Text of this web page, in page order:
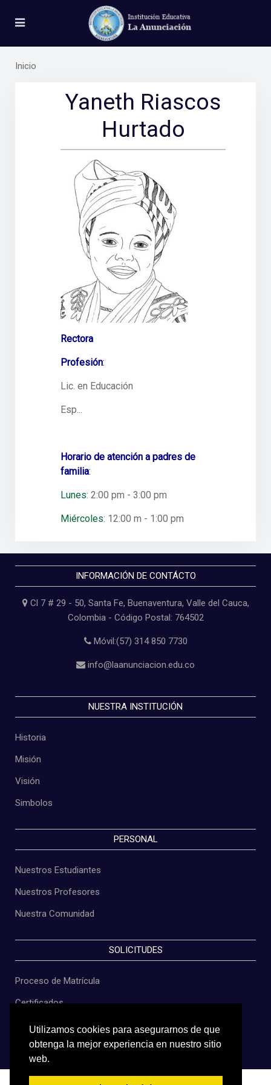
Utilizamos cookies para asegurarnos de que
obtenga la mejor experiencia en nuestro sitio
web.
Inicio
Yaneth Riascos
Hurtado
Rectora
Profesión:
Lic. en Educación
Esp...
Horario de atención a padres de
familia:
Lunes: 2:00 pm - 3:00 pm
Miércoles: 12:00 m - 1:00 pm
INFORMACIÓN DE CONTÁCTO
Cl 7 # 29 - 50, Santa Fe, Buenaventura, Valle del Cauca,
Colombia - Código Postal: 764502
Móvil:(57) 314 850 7730
info@laanunciacion.edu.co
NUESTRA INSTITUCIÓN
Historia
Misión
Visión
Simbolos
PERSONAL
Nuestros Estudiantes
Nuestros Profesores
Nuestra Comunidad
SOLICITUDES
Proceso de Matrícula
Certificados
Constancias
Grados